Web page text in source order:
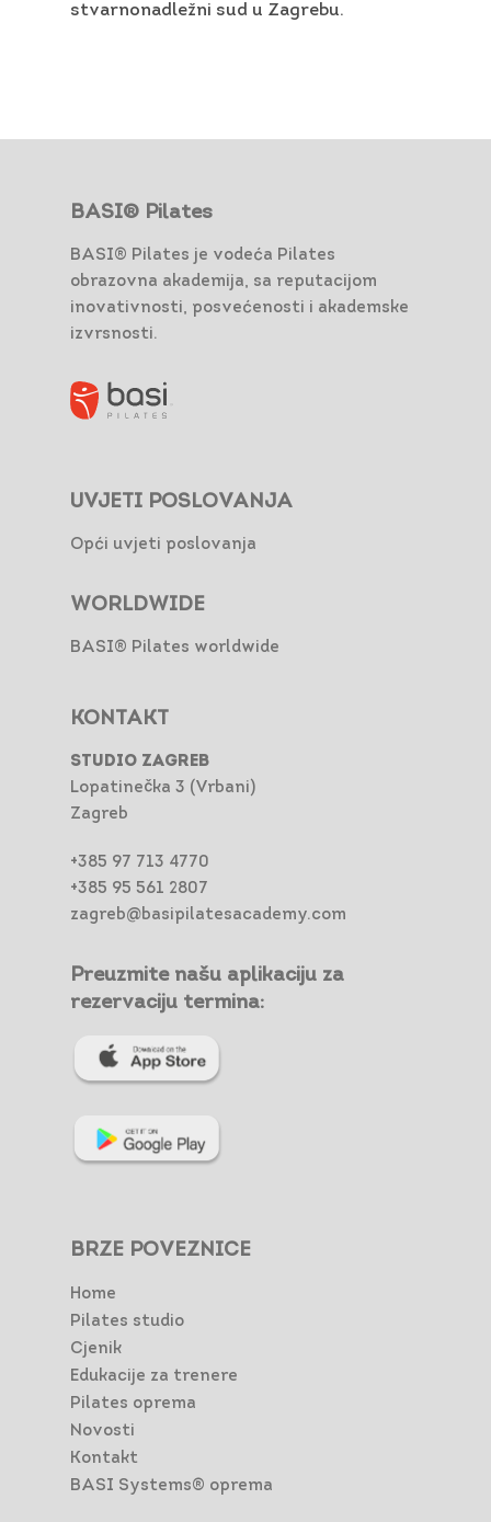
stvarnonadležni sud u Zagrebu.
BASI® Pilates
BASI® Pilates je vodeća Pilates
obrazovna akademija, sa reputacijom
inovativnosti, posvećenosti i akademske
izvrsnosti.
UVJETI POSLOVANJA
Opći uvjeti poslovanja
WORLDWIDE
BASI® Pilates worldwide
KONTAKT
STUDIO ZAGREB
Lopatinečka 3 (Vrbani)
Zagreb
+385 97 713 4770
+385 95 561 2807
zagreb@basipilatesacademy.com
Preuzmite našu aplikaciju za
rezervaciju termina:
BRZE POVEZNICE
Home
Pilates studio
Cjenik
Edukacije za trenere
Pilates oprema
Novosti
Kontakt
BASI Systems® oprema